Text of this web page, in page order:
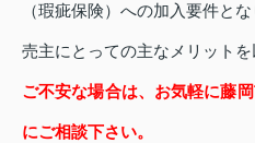
（瑕疵保険）への加入要件と
売主にとっての主なメリットを
ご不安な場合は、お気軽に藤
にご相談下さい。